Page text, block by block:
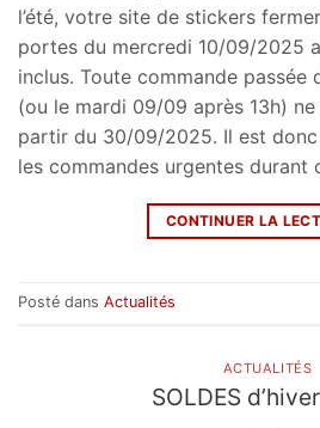
l’été, votre site de stickers
portes du mercredi 10/09/2025
inclus. Toute commande
(ou le mardi 09/09 après 13h) ne
partir du 30/09/2025. Il est donc
les commandes urgentes
CONTINUER LA
Posté dans Actualités
ACTUALITÉS
SOLDES